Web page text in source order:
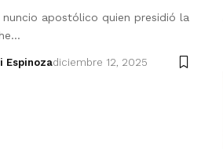
nuncio apostólico quien presidió la
Espinozadiciembre 12, 2025